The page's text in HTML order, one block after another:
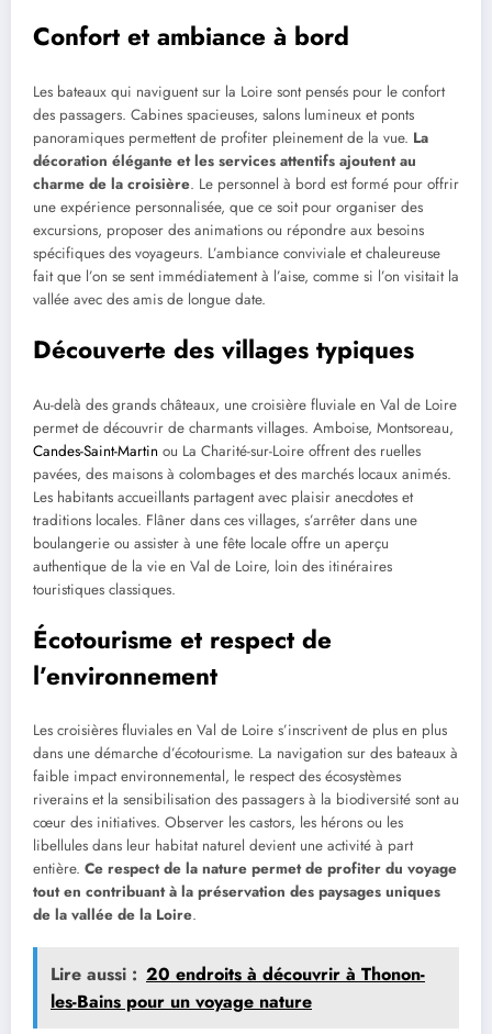
Confort et ambiance à bord
Les bateaux qui naviguent sur la Loire sont pensés pour le confort
des passagers. Cabines spacieuses, salons lumineux et ponts
panoramiques permettent de profiter pleinement de la vue. La
décoration élégante et les services attentifs ajoutent au
charme de la croisière. Le personnel à bord est formé pour offrir
une expérience personnalisée, que ce soit pour organiser des
excursions, proposer des animations ou répondre aux besoins
spécifiques des voyageurs. L’ambiance conviviale et chaleureuse
fait que l’on se sent immédiatement à l’aise, comme si l’on visitait la
vallée avec des amis de longue date.
Découverte des villages typiques
Au-delà des grands châteaux, une croisière fluviale en Val de Loire
permet de découvrir de charmants villages. Amboise, Montsoreau,
Candes-Saint-Martin ou La Charité-sur-Loire offrent des ruelles
pavées, des maisons à colombages et des marchés locaux animés.
Les habitants accueillants partagent avec plaisir anecdotes et
traditions locales. Flâner dans ces villages, s’arrêter dans une
boulangerie ou assister à une fête locale offre un aperçu
authentique de la vie en Val de Loire, loin des itinéraires
touristiques classiques.
Écotourisme et respect de
l’environnement
Les croisières fluviales en Val de Loire s’inscrivent de plus en plus
dans une démarche d’écotourisme. La navigation sur des bateaux à
faible impact environnemental, le respect des écosystèmes
riverains et la sensibilisation des passagers à la biodiversité sont au
cœur des initiatives. Observer les castors, les hérons ou les
libellules dans leur habitat naturel devient une activité à part
entière. Ce respect de la nature permet de profiter du voyage
tout en contribuant à la préservation des paysages uniques
de la vallée de la Loire.
Lire aussi : 20 endroits à découvrir à Thonon-
les-Bains pour un voyage nature